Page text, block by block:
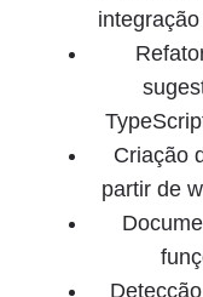
Criação
partir de